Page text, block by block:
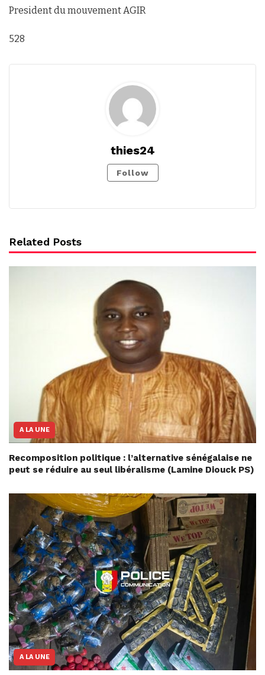
President du mouvement AGIR
528
thies24
Follow
Related Posts
A LA UNE
Recomposition politique : l’alternative sénégalaise ne
peut se réduire au seul libéralisme (Lamine Diouck PS)
A LA UNE